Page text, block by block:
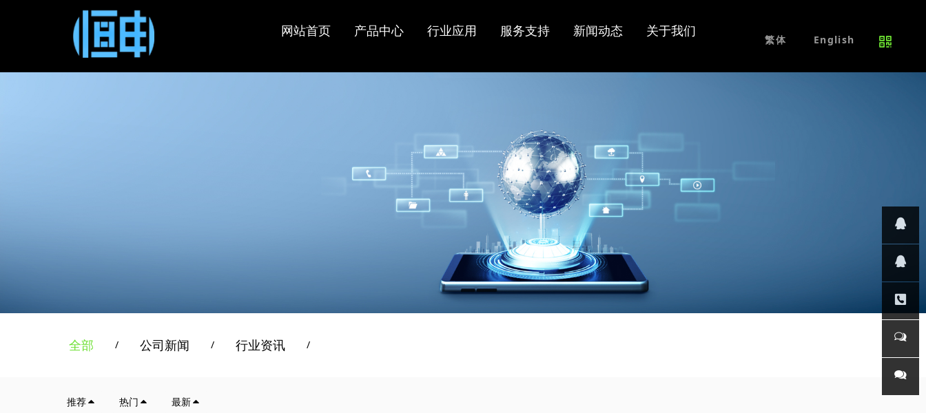
网站首页 产品中心
OLT光线路终
GPON OLT
ONU/ONT/MD
U
EPON ONU
PoE ONU MDU
XGSPON ONU
工业级ONU
工业EPON
ONU
双PON口ONU
IoT物联网ONU
交换机
其他交换机
光模块
行业应用
智慧城市 电信运营商 配网自动化
平安城市
政府企业
工业领域
服务支持
技术支持 常见问题 在线留言
维修服务
保修政策
固件更新下载 技术文档下载 免费试用产品
新闻动态
公司新闻 行业资讯
关于我们
企业简介 实验设备 资质认证
招贤纳士
会员中心
代理合作 在线反馈 联系我们 繁体 English
全部 / 公司新闻 / 行业资讯 /
推荐 热门 最新
在线咨
询
技术支
持
联系电
话
微信客